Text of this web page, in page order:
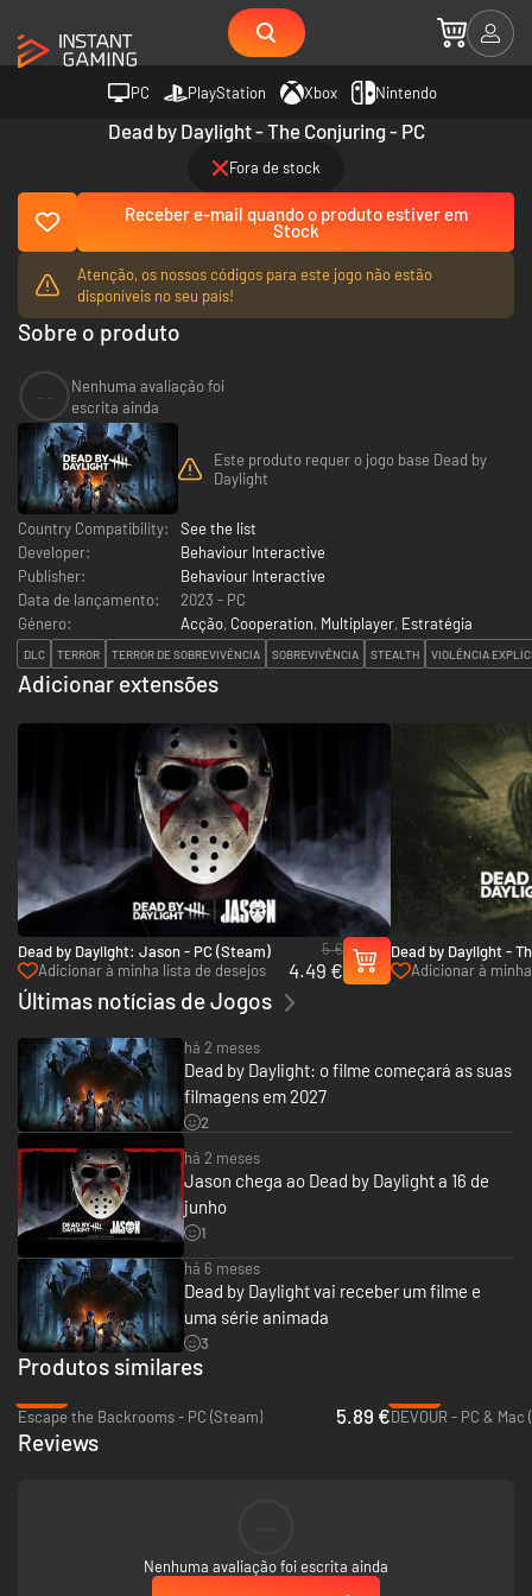
PC PlayStation Xbox Nintendo
Dead by Daylight - The Conjuring - PC
Fora de stock
Receber e-mail quando o produto estiver em
Stock
Atenção, os nossos códigos para este jogo não estão
disponíveis no seu país!
Sobre o produto
Nenhuma avaliação foi
escrita ainda
Este produto requer o jogo base Dead by
Daylight
Country Compatibility:
See the list
Developer:
Behaviour Interactive
Publisher:
Behaviour Interactive
Data de lançamento:
2023 - PC
Género:
Acção, Cooperation, Multiplayer, Estratégia
DLC TERROR TERROR DE SOBREVIVÊNCIA SOBREVIVÊNCIA STEALTH VIOLÊNCIA
Adicionar extensões
Dead by Daylight: Jason - PC (Steam)
Adicionar à minha lista de desejos
5 €
4.49 €
Dead by Daylight -
PC (Steam)
Adicionar à
Últimas notícias de Jogos
há 2 meses
Dead by Daylight: o filme começará as suas
filmagens em 2027
2
há 2 meses
Jason chega ao Dead by Daylight a 16 de
junho
1
há 6 meses
Dead by Daylight vai receber um filme e
uma série animada
3
Produtos similares
Escape the Backrooms - PC (Steam)
5.89 €DEVOUR - PC & Mac
Reviews
Nenhuma avaliação foi escrita ainda